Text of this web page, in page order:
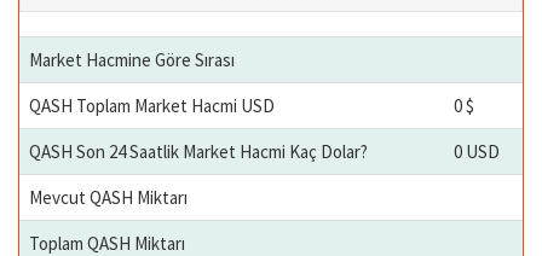
Market Hacmine Göre Sırası
QASH Toplam Market Hacmi USD
0 $
QASH Son 24 Saatlik Market Hacmi Kaç Dolar?
0 USD
Mevcut QASH Miktarı
Toplam QASH Miktarı